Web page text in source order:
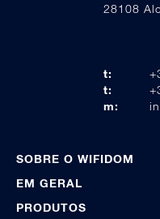
28108
t:
t:
m:
SOBRE O WIFIDOM
EM GERAL
PRODUTOS